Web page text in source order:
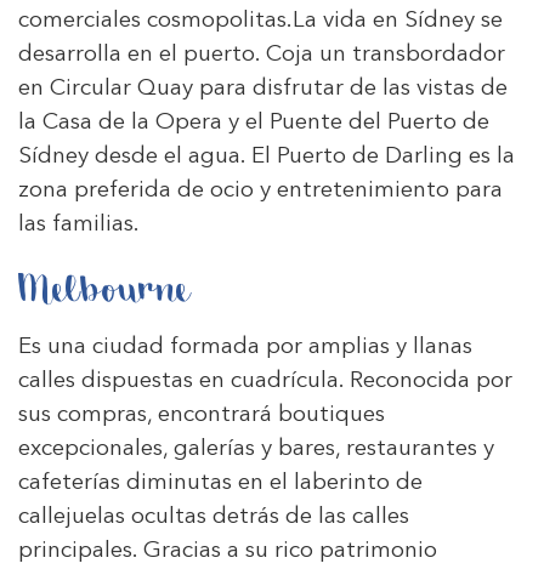
comerciales cosmopolitas.La vida en Sídney se
desarrolla en el puerto. Coja un transbordador
en Circular Quay para disfrutar de las vistas de
la Casa de la Opera y el Puente del Puerto de
Sídney desde el agua. El Puerto de Darling es la
zona preferida de ocio y entretenimiento para
las familias.
Melbourne
Es una ciudad formada por amplias y llanas
calles dispuestas en cuadrícula. Reconocida por
sus compras, encontrará boutiques
excepcionales, galerías y bares, restaurantes y
cafeterías diminutas en el laberinto de
callejuelas ocultas detrás de las calles
principales. Gracias a su rico patrimonio